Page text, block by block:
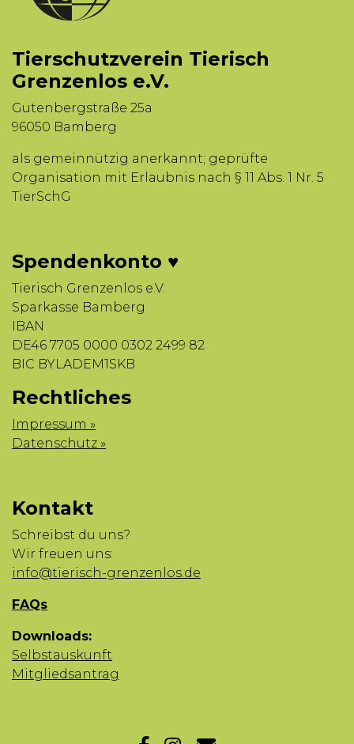
Tierschutzverein Tierisch
Grenzenlos e.V.
Gutenbergstraße 25a
96050 Bamberg
als gemeinnützig anerkannt; geprüfte
Organisation mit Erlaubnis nach § 11 Abs. 1 Nr. 5
TierSchG
Spendenkonto ♥
Tierisch Grenzenlos e.V.
Sparkasse Bamberg
IBAN
DE46 7705 0000 0302 2499 82
BIC BYLADEM1SKB
Rechtliches
Impressum »
Datenschutz »
Kontakt
Schreibst du uns?
Wir freuen uns:
info@tierisch-grenzenlos.de
FAQs
Downloads:
Selbstauskunft
Mitgliedsantrag